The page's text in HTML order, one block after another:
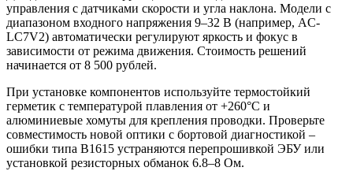
управления с датчиками скорости и угла наклона. Модели с
диапазоном входного напряжения 9–32 В (например, AC-
LC7V2) автоматически регулируют яркость и фокус в
зависимости от режима движения. Стоимость решений
начинается от 8 500 рублей.
При установке компонентов используйте термостойкий
герметик с температурой плавления от +260°C и
алюминиевые хомуты для крепления проводки. Проверьте
совместимость новой оптики с бортовой диагностикой –
ошибки типа B1615 устраняются перепрошивкой ЭБУ или
установкой резисторных обманок 6.8–8 Ом.